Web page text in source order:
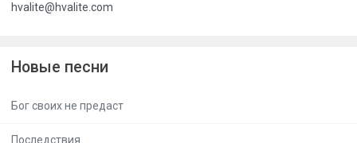
hvalite@hvalite.com
Новые песни
Бог своих не предаст
Последствия